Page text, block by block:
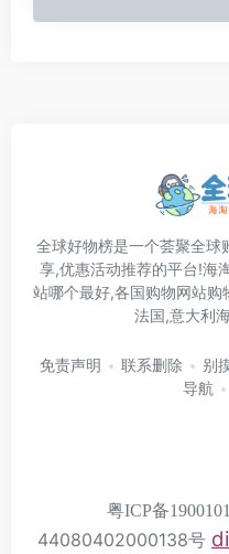
全球好物榜是一个荟聚全球
享,优惠活动推荐的平台!海
站哪个最好,各国购物网站
法国,意大利
免责声明 联系删除 别
导航
粤ICP备
44080402000138号